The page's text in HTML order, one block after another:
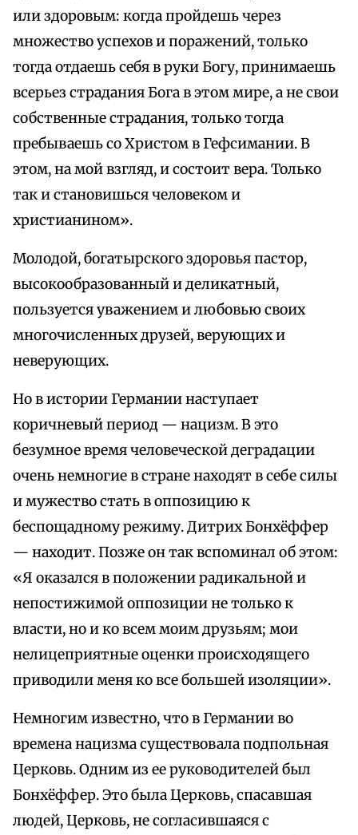
или здоровым: когда пройдешь через
множество успехов и поражений, только
тогда отдаешь себя в руки Богу, принимаешь
всерьез страдания Бога в этом мире, а не свои
собственные страдания, только тогда
пребываешь со Христом в Гефсимании. В
этом, на мой взгляд, и состоит вера. Только
так и становишься человеком и
христианином».
Молодой, богатырского здоровья пастор,
высокообразованный и деликатный,
пользуется уважением и любовью своих
многочисленных друзей, верующих и
неверующих.
Но в истории Германии наступает
коричневый период — нацизм. В это
безумное время человеческой деградации
очень немногие в стране находят в себе силы
и мужество стать в оппозицию к
беспощадному режиму. Дитрих Бонхёффер
— находит. Позже он так вспоминал об этом:
«Я оказался в положении радикальной и
непостижимой оппозиции не только к
власти, но и ко всем моим друзьям; мои
нелицеприятные оценки происходящего
приводили меня ко все большей изоляции».
Немногим известно, что в Германии во
времена нацизма существовала подпольная
Церковь. Одним из ее руководителей был
Бонхёффер. Это была Церковь, спасавшая
людей, Церковь, не согласившаяся с